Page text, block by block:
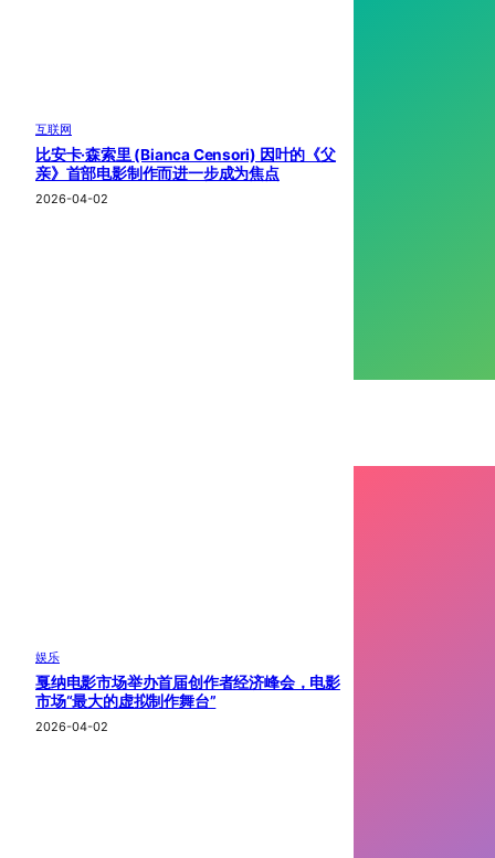
互联网
比安卡·森索里 (Bianca Censori) 因叶的《父
亲》首部电影制作而进一步成为焦点
2026-04-02
娱乐
戛纳电影市场举办首届创作者经济峰会，电影
市场“最大的虚拟制作舞台”
2026-04-02